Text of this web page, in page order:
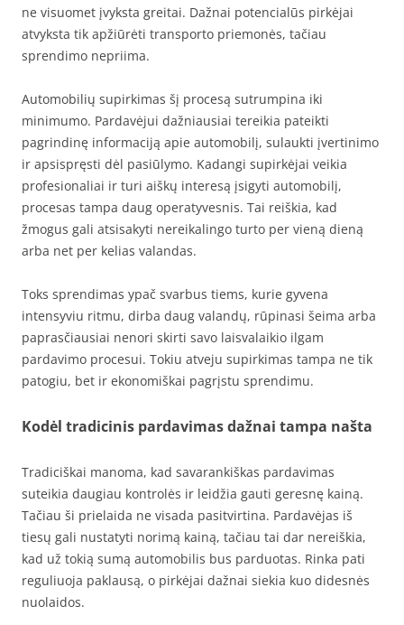
ne visuomet įvyksta greitai. Dažnai potencialūs pirkėjai
atvyksta tik apžiūrėti transporto priemonės, tačiau
sprendimo nepriima.
Automobilių supirkimas šį procesą sutrumpina iki
minimumo. Pardavėjui dažniausiai tereikia pateikti
pagrindinę informaciją apie automobilį, sulaukti įvertinimo
ir apsispręsti dėl pasiūlymo. Kadangi supirkėjai veikia
profesionaliai ir turi aiškų interesą įsigyti automobilį,
procesas tampa daug operatyvesnis. Tai reiškia, kad
žmogus gali atsisakyti nereikalingo turto per vieną dieną
arba net per kelias valandas.
Toks sprendimas ypač svarbus tiems, kurie gyvena
intensyviu ritmu, dirba daug valandų, rūpinasi šeima arba
paprasčiausiai nenori skirti savo laisvalaikio ilgam
pardavimo procesui. Tokiu atveju supirkimas tampa ne tik
patogiu, bet ir ekonomiškai pagrįstu sprendimu.
Kodėl tradicinis pardavimas dažnai tampa našta
Tradiciškai manoma, kad savarankiškas pardavimas
suteikia daugiau kontrolės ir leidžia gauti geresnę kainą.
Tačiau ši prielaida ne visada pasitvirtina. Pardavėjas iš
tiesų gali nustatyti norimą kainą, tačiau tai dar nereiškia,
kad už tokią sumą automobilis bus parduotas. Rinka pati
reguliuoja paklausą, o pirkėjai dažnai siekia kuo didesnės
nuolaidos.